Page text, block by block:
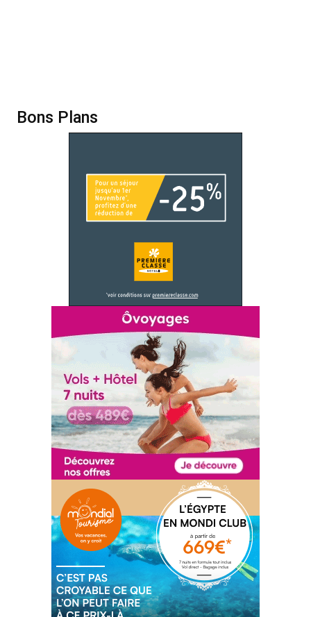
Bons Plans